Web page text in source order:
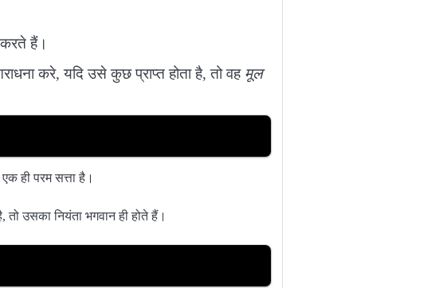
करते हैं।
करे, यदि उसे कुछ प्राप्त होता है, तो वह मूल
ही परम सत्ता है।
उसका नियंता भगवान ही होते हैं।